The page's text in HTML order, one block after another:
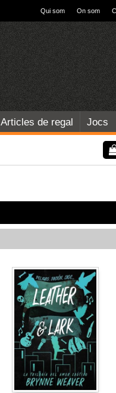
Qui som On som
Articles de regal Jocs